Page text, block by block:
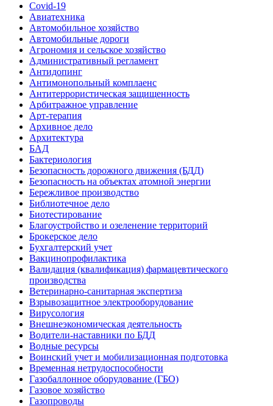
Covid-19
Авиатехника
Автомобильное хозяйство
Автомобильные дороги
Агрономия и сельское хозяйство
Административный регламент
Антидопинг
Антимонопольный комплаенс
Антитеррористическая защищенность
Арбитражное управление
Арт-терапия
Архивное дело
Архитектура
БАД
Бактериология
Безопасность дорожного движения (БДД)
Безопасность на объектах атомной энергии
Бережливое производство
Библиотечное дело
Биотестирование
Благоустройство и озеленение территорий
Брокерское дело
Бухгалтерский учет
Вакцинопрофилактика
Валидация (квалификация) фармацевтического
производства
Ветеринарно-санитарная экспертиза
Взрывозащитное электрооборудование
Вирусология
Внешнеэкономическая деятельность
Водители-наставники по БДД
Водные ресурсы
Воинский учет и мобилизационная подготовка
Временная нетрудоспособности
Газобаллонное оборудование (ГБО)
Газовое хозяйство
Газопроводы